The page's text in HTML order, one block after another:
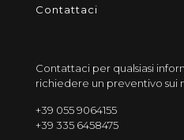
Contattaci
Contattaci per qualsiasi
richiedere un preventivo sui
+39 055 9064155
+39 335 6458475